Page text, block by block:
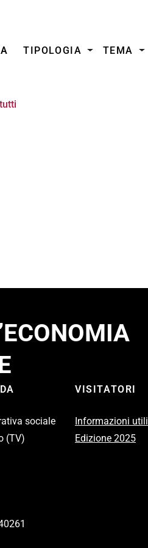
TIPOLOGIA TEMA
sociale
(TV)
VISITATORI
Informazioni utili
Edizione 2025